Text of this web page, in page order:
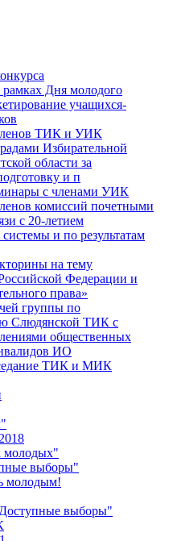
Дня молодого
учащихся-
ТИК и УИК
Избирательной
области за
и п
с членами УИК
комиссий почетными
с 20-летием
и по результатам
на тему
Федерации и
права»
группы по
Слюдянской ТИК с
общественных
ИО
ТИК и МИК
молодых"
выборы"
молодым!
выборы"